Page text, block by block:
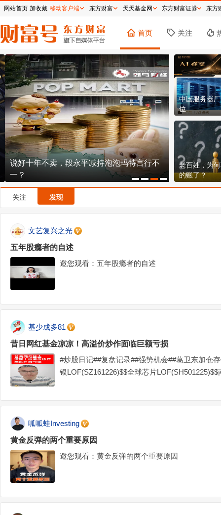
首页 关注
说好十年不卖，段永平减持泡泡玛特言行不
一？
150.8元！
不贵？
中国服务器
位
老百姓，为
的账了？
关注 发现
文艺复兴之光
五年股瘾者的自述
邀您观看：五年股瘾者的自述
基少成多81
昔日网红基金凉凉！高溢价炒作面临巨额亏损
#炒股日记##复盘记录##强势机会##葛卫东加仓
银LOF(SZ161226)$$全球芯片
呱呱蛙Investing
黄金反弹的两个重要原因
邀您观看：黄金反弹的两个重要原因
网站首页 加收藏 移动客户端 东方财富 天天基金网 东方财富证券 东方